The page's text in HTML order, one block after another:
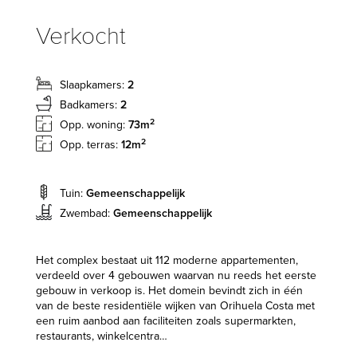
Verkocht
Slaapkamers: 2
Badkamers: 2
Opp. woning: 73m2
Opp. terras: 12m2
Tuin: Gemeenschappelijk
Zwembad: Gemeenschappelijk
Het complex bestaat uit 112 moderne appartementen,
verdeeld over 4 gebouwen waarvan nu reeds het eerste
gebouw in verkoop is. Het domein bevindt zich in één
van de beste residentiële wijken van Orihuela Costa met
een ruim aanbod aan faciliteiten zoals supermarkten,
restaurants, winkelcentra…